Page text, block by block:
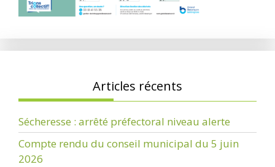
Articles récents
Sécheresse : arrêté préfectoral niveau alerte
Compte rendu du conseil municipal du 5 juin
2026